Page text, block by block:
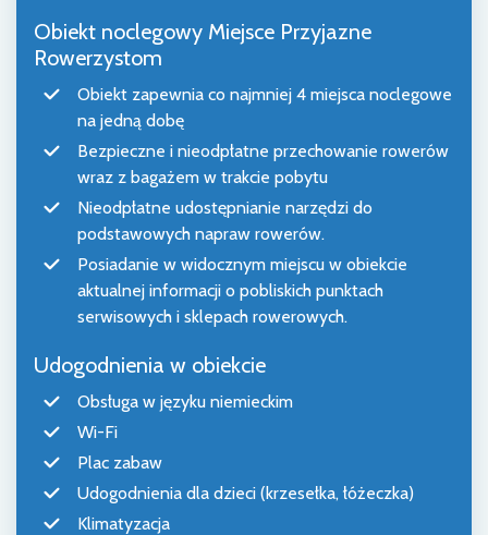
Obiekt noclegowy Miejsce Przyjazne
Rowerzystom
Obiekt zapewnia co najmniej 4 miejsca noclegowe
na jedną dobę
Bezpieczne i nieodpłatne przechowanie rowerów
wraz z bagażem w trakcie pobytu
Nieodpłatne udostępnianie narzędzi do
podstawowych napraw rowerów.
Posiadanie w widocznym miejscu w obiekcie
aktualnej informacji o pobliskich punktach
serwisowych i sklepach rowerowych.
Udogodnienia w obiekcie
Obsługa w języku niemieckim
Wi-Fi
Plac zabaw
Udogodnienia dla dzieci (krzesełka, łóżeczka)
Klimatyzacja